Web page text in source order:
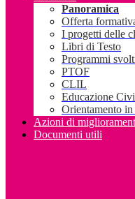
Panoramica
Offerta
I progetti delle
Libri di Testo
Programmi
PTOF
CLIL
Educazione
Orientamento in
Azioni di
Documenti utili